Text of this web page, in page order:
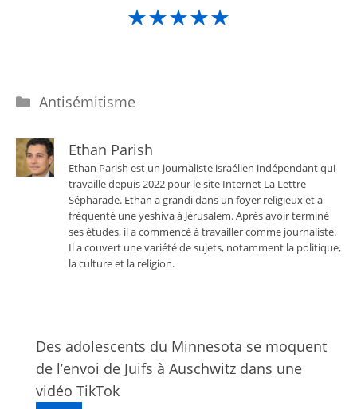
★★★★★
Catégories
Antisémitisme
Ethan Parish
Ethan Parish est un journaliste israélien indépendant qui
travaille depuis 2022 pour le site Internet La Lettre
Sépharade. Ethan a grandi dans un foyer religieux et a
fréquenté une yeshiva à Jérusalem. Après avoir terminé
ses études, il a commencé à travailler comme journaliste.
Il a couvert une variété de sujets, notamment la politique,
la culture et la religion.
Des adolescents du Minnesota se moquent
de l’envoi de Juifs à Auschwitz dans une
vidéo TikTok